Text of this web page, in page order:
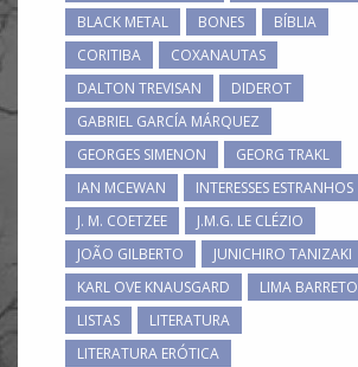
BLACK METAL
BONES
BÍBLIA
CORITIBA
COXANAUTAS
DALTON TREVISAN
DIDEROT
GABRIEL GARCÍA MÁRQUEZ
GEORGES SIMENON
GEORG TRAKL
IAN MCEWAN
INTERESSES ESTRANHOS
J. M. COETZEE
J.M.G. LE CLÉZIO
JOÃO GILBERTO
JUNICHIRO TANIZAKI
KARL OVE KNAUSGARD
LIMA BARRETO
LISTAS
LITERATURA
LITERATURA ERÓTICA